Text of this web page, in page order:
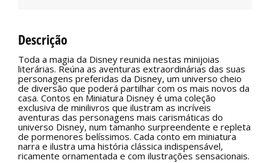
Descrição
Toda a magia da Disney reunida nestas minijoias
literárias. Reúna as aventuras extraordinárias das suas
personagens preferidas da Disney, um universo cheio
de diversão que poderá partilhar com os mais novos da
casa. Contos en Miniatura Disney é uma coleção
exclusiva de minilivros que ilustram as incríveis
aventuras das personagens mais carismáticas do
universo Disney, num tamanho surpreendente e repleta
de pormenores belíssimos. Cada conto em miniatura
narra e ilustra uma história clássica indispensável,
ricamente ornamentada e com ilustrações sensacionais.